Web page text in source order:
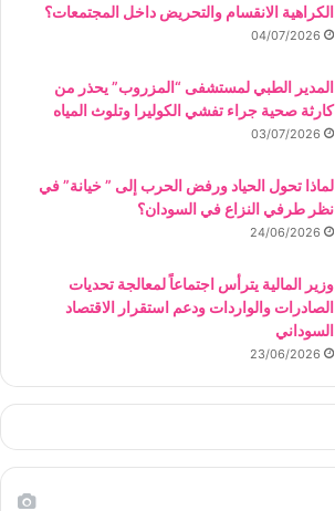
الكراهية الانقسام والتحريض داخل المجتمعات؟
04/07/2026
المدير الطبي لمستشفى “المزروب” يحذر من
كارثة صحية جراء تفشي الكوليرا وتلوث المياه
03/07/2026
لماذا تحول الحياد ورفض الحرب إلى ” خيانة” في
نظر طرفي النزاع في السودان؟
24/06/2026
وزير المالية يترأس اجتماعاً لمعالجة تحديات
الصادرات والواردات ودعم استقرار الاقتصاد
السوداني
23/06/2026